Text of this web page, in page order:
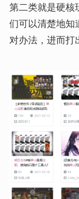
第二类就是硬核
们可以清楚地知
对办法，进而打